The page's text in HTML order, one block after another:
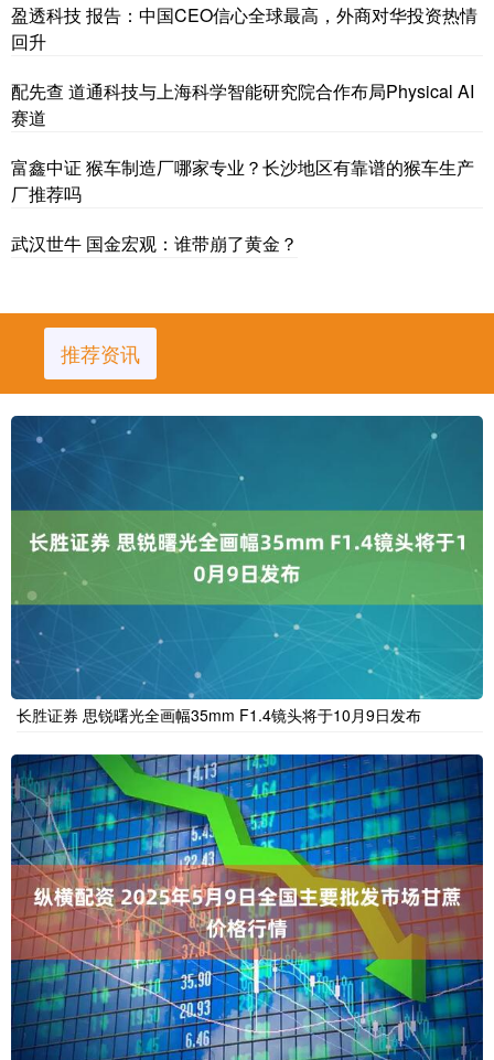
盈透科技 报告：中国CEO信心全球最高，外商对华投资热情
回升
配先查 道通科技与上海科学智能研究院合作布局Physical AI
赛道
富鑫中证 猴车制造厂哪家专业？长沙地区有靠谱的猴车生产
厂推荐吗
武汉世牛 国金宏观：谁带崩了黄金？
推荐资讯
长胜证券 思锐曙光全画幅35mm F1.4镜头将于10月9日发布